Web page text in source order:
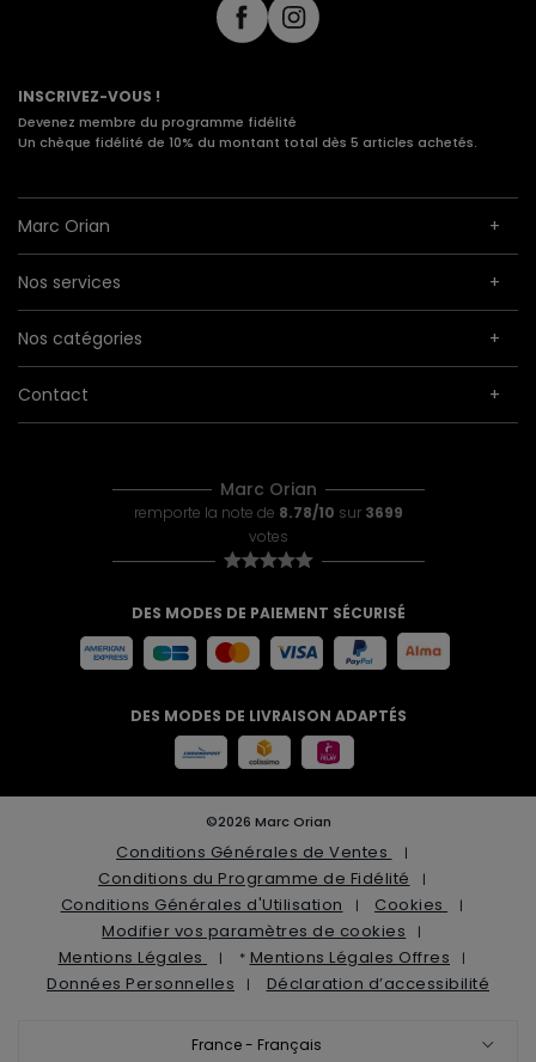
INSCRIVEZ-VOUS !
Devenez membre du programme fidélité
Un chèque fidélité de 10% du montant total dès 5 articles achetés.
Marc Orian
Nos services
Nos catégories
Contact
Marc Orian
remporte la note de 8.78/10 sur 3699
votes
DES MODES DE PAIEMENT SÉCURISÉ
DES MODES DE LIVRAISON ADAPTÉS
©2026 Marc Orian
Conditions Générales de Ventes
Conditions du Programme de Fidélité
Conditions Générales d'Utilisation
Cookies
Modifier vos paramètres de cookies
Mentions Légales
* Mentions Légales Offres
Données Personnelles
Déclaration d’accessibilité
France - Français